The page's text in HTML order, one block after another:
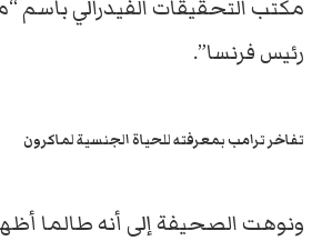
مكتب التحقيقات الفيدرالي باسم
رئيس فرنسا”.
تفاخر ترامب بمعرفته للحياة الجنسية لماكرون
ونوهت الصحيفة إلى أنه طالما أظهر